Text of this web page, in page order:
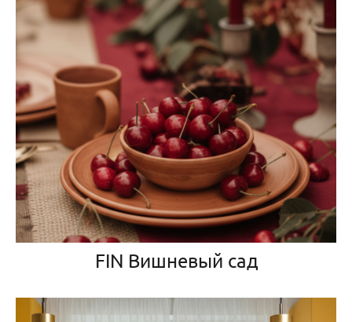
FIN Вишневый сад